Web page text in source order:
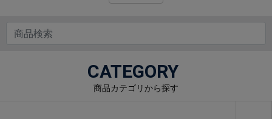
CATEGORY
商品カテゴリから探す